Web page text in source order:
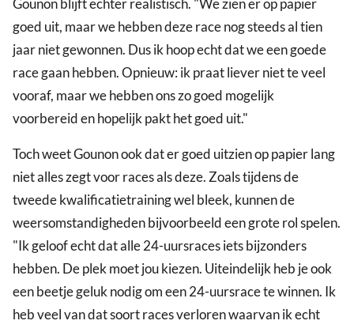
Gounon blijft echter realistisch. "We zien er op papier
goed uit, maar we hebben deze race nog steeds al tien
jaar niet gewonnen. Dus ik hoop echt dat we een goede
race gaan hebben. Opnieuw: ik praat liever niet te veel
vooraf, maar we hebben ons zo goed mogelijk
voorbereid en hopelijk pakt het goed uit."
Toch weet Gounon ook dat er goed uitzien op papier lang
niet alles zegt voor races als deze. Zoals tijdens de
tweede kwalificatietraining wel bleek, kunnen de
weersomstandigheden bijvoorbeeld een grote rol spelen.
"Ik geloof echt dat alle 24-uursraces iets bijzonders
hebben. De plek moet jou kiezen. Uiteindelijk heb je ook
een beetje geluk nodig om een 24-uursrace te winnen. Ik
heb veel van dat soort races verloren waarvan ik echt